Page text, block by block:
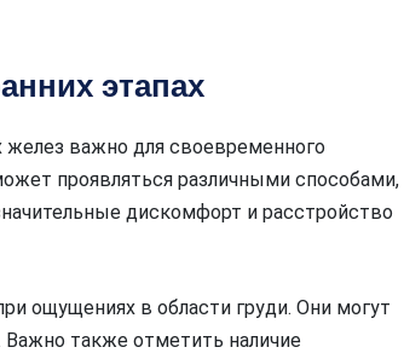
этапах
желез важно для своевременного
проявляться различными способами,
дискомфорт и расстройство
ощущениях в области груди. Они могут
также отметить наличие